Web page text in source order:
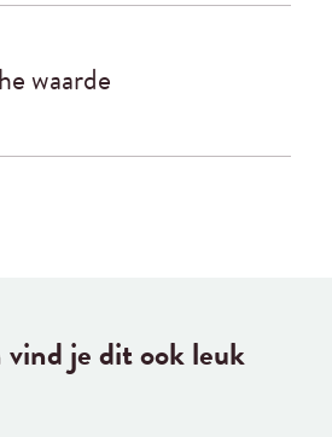
waarde
vind je dit ook leuk